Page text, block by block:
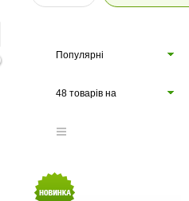
Популярні
48 товарів на